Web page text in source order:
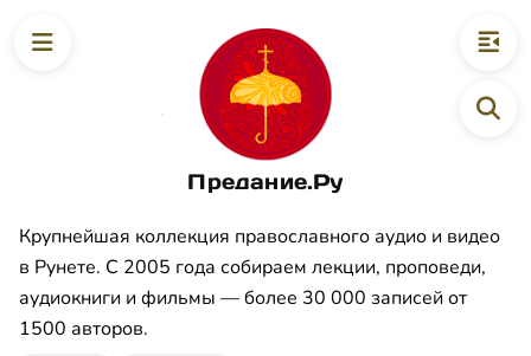
Предание.Ру
Крупнейшая коллекция православного аудио и видео
в Рунете. С 2005 года собираем лекции, проповеди,
аудиокниги и фильмы — более 30 000 записей от
1500 авторов.